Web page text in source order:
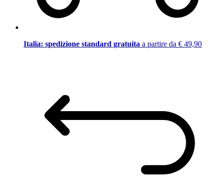
Italia: spedizione standard gratuita a partire da € 49,90